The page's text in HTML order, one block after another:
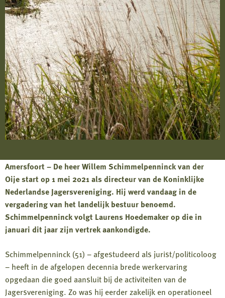
Amersfoort – De heer Willem Schimmelpenninck van der
Oije start op 1 mei 2021 als directeur van de Koninklijke
Nederlandse Jagersvereniging. Hij werd vandaag in de
vergadering van het landelijk bestuur benoemd.
Schimmelpenninck volgt Laurens Hoedemaker op die in
januari dit jaar zijn vertrek aankondigde.
Schimmelpenninck (51) – afgestudeerd als jurist/politicoloog
– heeft in de afgelopen decennia brede werkervaring
opgedaan die goed aansluit bij de activiteiten van de
Jagersvereniging. Zo was hij eerder zakelijk en operationeel